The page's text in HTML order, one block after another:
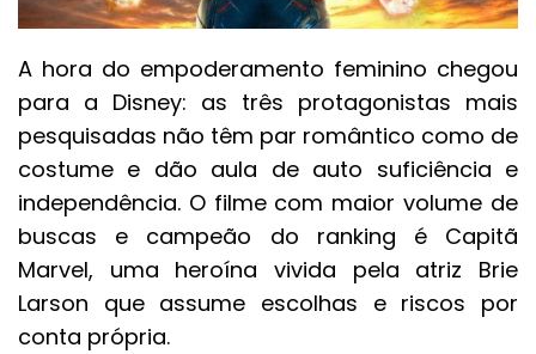
A hora do empoderamento feminino chegou
para a Disney: as três protagonistas mais
pesquisadas não têm par romântico como de
costume e dão aula de auto suficiência e
independência. O filme com maior volume de
buscas e campeão do ranking é Capitã
Marvel, uma heroína vivida pela atriz Brie
Larson que assume escolhas e riscos por
conta própria.